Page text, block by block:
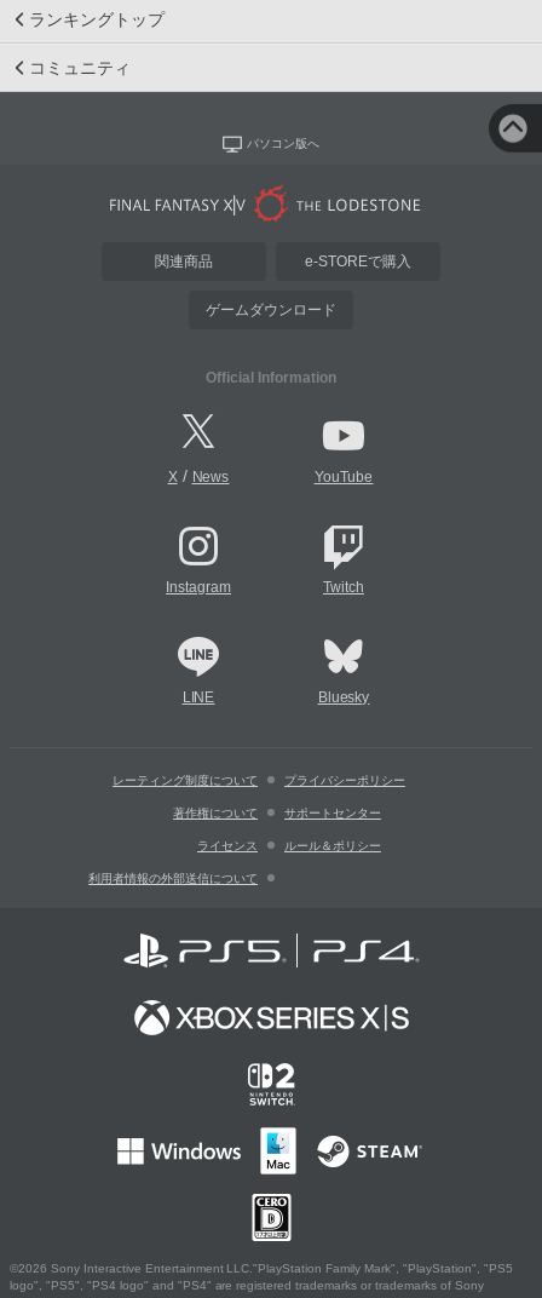
ランキングトップ
コミュニティ
パソコン版へ
関連商品 e-STOREで購入
ゲームダウンロード
Official Information
X/ News YouTube
Instagram Twitch
LINE Bluesky
レーティング制度について プライバシーポリシー
著作権について サポートセンター
ライセンス ルール＆ポリシー
利用者情報の外部送信について
©2026 Sony Interactive Entertainment LLC."PlayStation Family Mark", "PlayStation", "PS5
logo", "PS5", "PS4 logo" and "PS4" are registered trademarks or trademarks of Sony